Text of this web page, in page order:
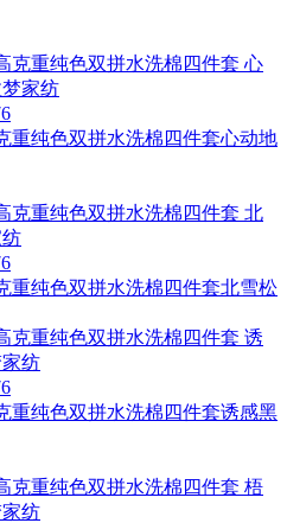
重纯色双拼水洗棉四件套心动地
重纯色双拼水洗棉四件套北雪松
重纯色双拼水洗棉四件套诱感黑